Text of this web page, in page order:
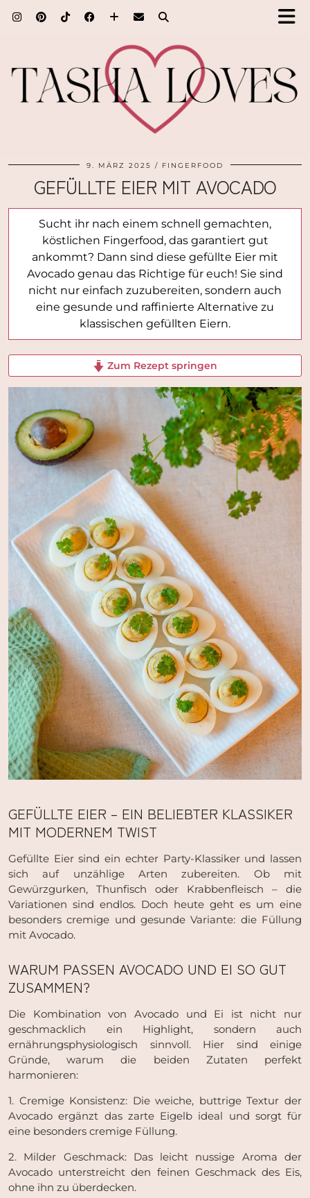
9. MÄRZ 2025 FINGERFOOD
GEFÜLLTE EIER MIT AVOCADO
Sucht ihr nach einem schnell gemachten,
köstlichen Fingerfood, das garantiert gut
ankommt? Dann sind diese gefüllte Eier mit
Avocado genau das Richtige für euch! Sie sind
nicht nur einfach zuzubereiten, sondern auch
eine gesunde und raffinierte Alternative zu
klassischen gefüllten Eiern.
Zum Rezept springen
GEFÜLLTE EIER – EIN BELIEBTER KLASSIKER
MIT MODERNEM TWIST
Gefüllte Eier sind ein echter Party-Klassiker und lassen
sich auf unzählige Arten zubereiten. Ob mit
Gewürzgurken, Thunfisch oder Krabbenfleisch – die
Variationen sind endlos. Doch heute geht es um eine
besonders cremige und gesunde Variante: die Füllung
mit Avocado.
WARUM PASSEN AVOCADO UND EI SO GUT
ZUSAMMEN?
Die Kombination von Avocado und Ei ist nicht nur
geschmacklich ein Highlight, sondern auch
ernährungsphysiologisch sinnvoll. Hier sind einige
Gründe, warum die beiden Zutaten perfekt
harmonieren:
1. Cremige Konsistenz: Die weiche, buttrige Textur der
Avocado ergänzt das zarte Eigelb ideal und sorgt für
eine besonders cremige Füllung.
2. Milder Geschmack: Das leicht nussige Aroma der
Avocado unterstreicht den feinen Geschmack des Eis,
ohne ihn zu überdecken.